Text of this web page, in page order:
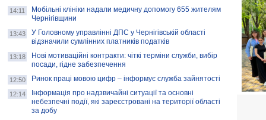
14:11
Мобільні клініки надали медичну допомогу 655 жителям
Чернігівщини
13:43
У Головному управлінні ДПС у Чернігівській області
відзначили сумлінних платників податків
13:18
Нові мотиваційні контракти: чіткі терміни служби, вибір
посади, гідне забезпечення
12:50 Ринок праці мовою цифр – інформує служба зайнятості
12:14
Інформація про надзвичайні ситуації та основні
небезпечні події, які зареєстровані на території області
за добу